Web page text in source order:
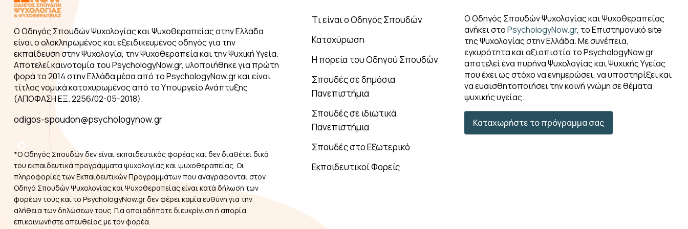
Ο Οδηγός Σπουδών Ψυχολογίας και Ψυχοθεραπείας στην Ελλάδα
είναι ο ολοκληρωμένος και εξειδικευμένος οδηγός για την
εκπαίδευση στην Ψυχολογία, την Ψυχοθεραπεία και την Ψυχική Υγεία.
Αποτελεί καινοτομία του PsychologyNow.gr, υλοποιήθηκε για πρώτη
φορά το 2014 στην Ελλάδα μέσα από το PsychologyNow.gr και είναι
τίτλος νομικά κατοχυρωμένος από το Υπουργείο Ανάπτυξης
(ΑΠΟΦΑΣΗ ΕΞ. 2256/02-05-2018).
odigos-spoudon@psychologynow.gr
*Ο Οδηγός Σπουδών δεν είναι εκπαιδευτικός φορέας και δεν διαθέτει δικά
του εκπαιδευτικά προγράμματα ψυχολογίας και ψυχοθεραπείας. Οι
πληροφορίες των Εκπαιδευτικών Προγραμμάτων που αναγράφονται στον
Οδηγό Σπουδών Ψυχολογίας και Ψυχοθεραπείας είναι κατά δήλωση των
φορέων τους και το PsychologyNow.gr δεν φέρει καμία ευθύνη για την
αλήθεια των δηλώσεων τους. Για οποιαδήποτε διευκρίνιση ή απορία,
επικοινωνήστε απευθείας με τον φορέα.
Tι είναι ο Οδηγός Σπουδών
Κατοχύρωση
Η πορεία του Οδηγού Σπουδών
Σπουδές σε δημόσια
Πανεπιστήμια
Σπουδές σε ιδιωτικά
Πανεπιστήμια
Σπουδές στο Εξωτερικό
Εκπαιδευτικοί Φορείς
Ο Οδηγός Σπουδών Ψυχολογίας και Ψυχοθεραπείας
ανήκει στοPsychologyNow.gr, το Επιστημονικό site
της Ψυχολογίας στην Ελλάδα. Με συνέπεια,
εγκυρότητα και αξιοπιστία το PsychologyΝow.gr
αποτελεί ένα πυρήνα Ψυχολογίας και Ψυχικής Υγείας
που έχει ως στόχο να ενημερώσει, να υποστηρίξει και
να ευαισθητοποιήσει την κοινή γνώμη σε θέματα
ψυχικής υγείας.
Καταχωρήστε το πρόγραμμα σας